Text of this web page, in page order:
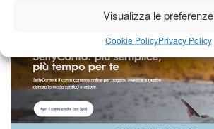
Visualizza le preferenze
Cookie PolicyPrivacy Policy